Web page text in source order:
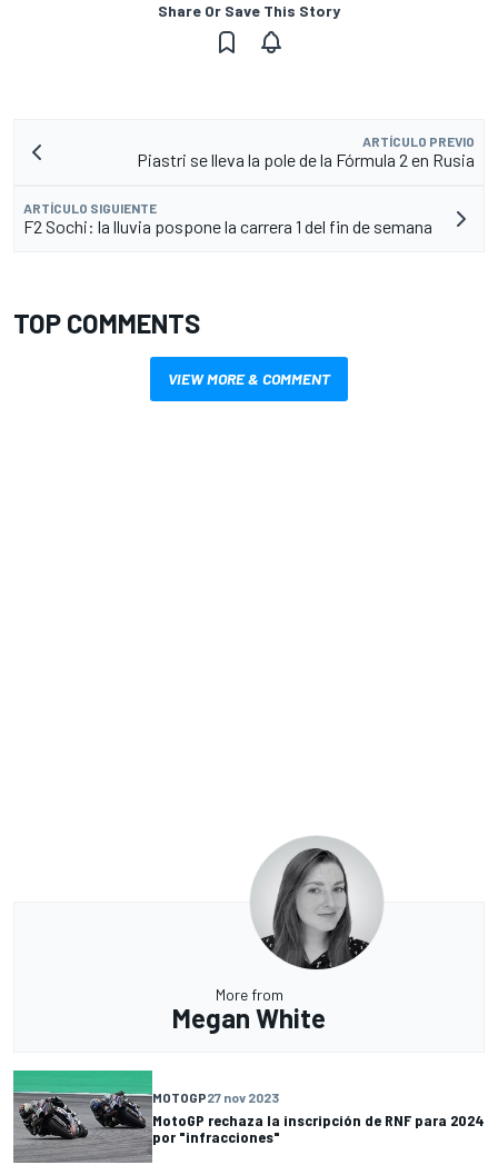
Share Or Save This Story
ARTÍCULO PREVIO
Piastri se lleva la pole de la Fórmula 2 en Rusia
ARTÍCULO SIGUIENTE
F2 Sochi: la lluvia pospone la carrera 1 del fin de semana
TOP COMMENTS
VIEW MORE & COMMENT
More from
Megan White
MOTOGP27 nov 2023
MotoGP rechaza la inscripción de RNF para 2024
por "infracciones"